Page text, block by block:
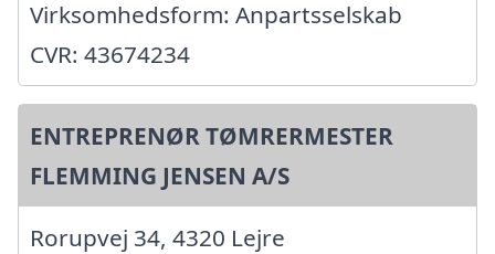
Virksomhedsform: Anpartsselskab
CVR: 43674234
ENTREPRENØR TØMRERMESTER
FLEMMING JENSEN A/S
Rorupvej 34, 4320 Lejre